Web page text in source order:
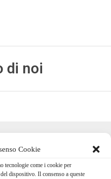
Cookie
tecnologie come i cookie per
dispositivo. Il consenso a queste
di noi